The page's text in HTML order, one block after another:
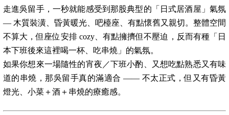
走進吳留手，一秒就能感受到那股典型的「日式居酒屋」氣氛
— 木質裝潢、昏黃暖光、吧檯座、有點懷舊又親切。整體空間
不算大，但座位安排 cozy、有點擁擠但不壓迫，反而有種「日
本下班後來這裡喝一杯、吃串燒」的氣氛。
如果你想來一場隨性的宵夜／下班小酌、又想吃點熟悉又有味
道的串燒，那吳留手真的滿適合 —— 不太正式，但又有昏黃
燈光、小菜＋酒＋串燒的療癒感。